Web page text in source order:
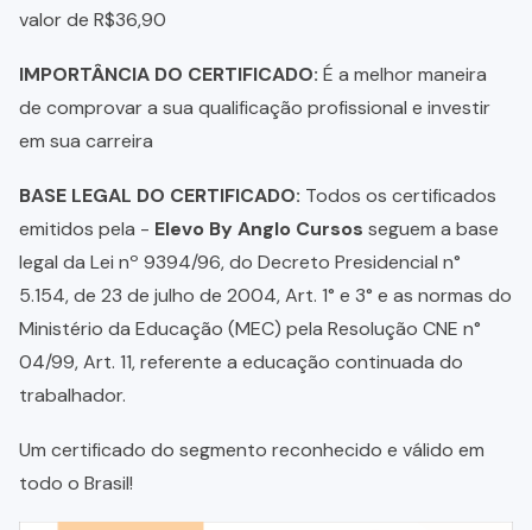
valor de R$36,90
IMPORTÂNCIA DO CERTIFICADO: É a melhor maneira
de comprovar a sua qualificação profissional e investir
em sua carreira
BASE LEGAL DO CERTIFICADO: Todos os certificados
emitidos pela - Elevo By Anglo Cursos seguem a base
legal da Lei nº 9394/96, do Decreto Presidencial n°
5.154, de 23 de julho de 2004, Art. 1° e 3° e as normas do
Ministério da Educação (MEC) pela Resolução CNE n°
04/99, Art. 11, referente a educação continuada do
trabalhador.
Um certificado do segmento reconhecido e válido em
todo o Brasil!